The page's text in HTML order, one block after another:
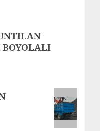
BOYOLALI